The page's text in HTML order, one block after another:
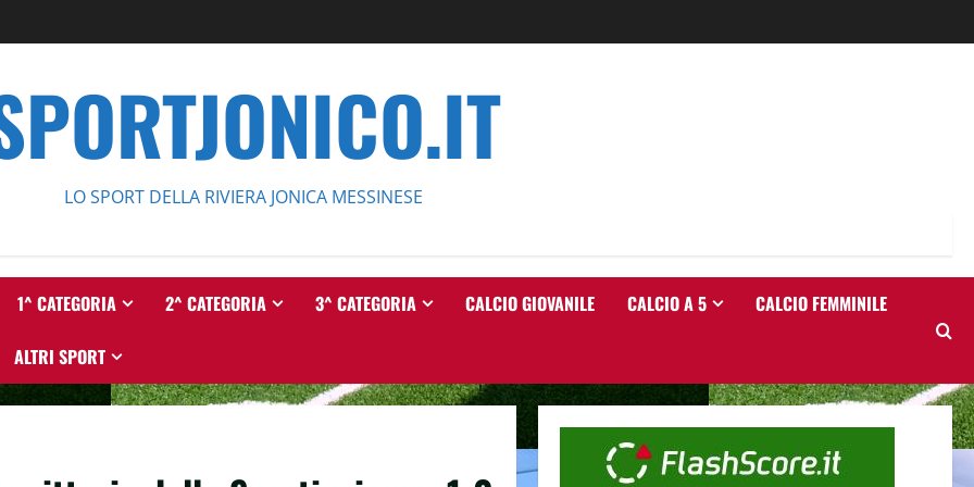
LO SPORT DELLA RIVIERA JONICA MESSINESE
1^ CATEGORIA 2^ CATEGORIA 3^ CATEGORIA CALCIO GIOVANILE CALCIO A 5 CALCIO FEMMINILE
ALTRI SPORT